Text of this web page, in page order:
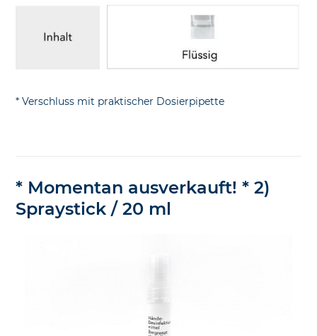
* Verschluss mit praktischer Dosierpipette
* Momentan ausverkauft! * 2)
Spraystick / 20 ml